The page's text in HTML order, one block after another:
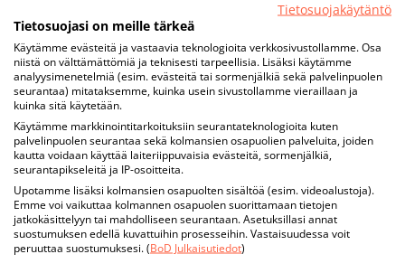
Tietosuojakäytäntö
Tietosuojasi on meille tärkeä
Käytämme evästeitä ja vastaavia teknologioita verkkosivustollamme. Osa
niistä on välttämättömiä ja teknisesti tarpeellisia. Lisäksi käytämme
analyysimenetelmiä (esim. evästeitä tai sormenjälkiä sekä palvelinpuolen
seurantaa) mitataksemme, kuinka usein sivustollamme vieraillaan ja
kuinka sitä käytetään.
Käytämme markkinointitarkoituksiin seurantateknologioita kuten
palvelinpuolen seurantaa sekä kolmansien osapuolien palveluita, joiden
kautta voidaan käyttää laiteriippuvaisia evästeitä, sormenjälkiä,
seurantapikseleitä ja IP-osoitteita.
Upotamme lisäksi kolmansien osapuolten sisältöä (esim. videoalustoja).
Emme voi vaikuttaa kolmannen osapuolen suorittamaan tietojen
jatkokäsittelyyn tai mahdolliseen seurantaan. Asetuksillasi annat
suostumuksen edellä kuvattuihin prosesseihin. Vastaisuudessa voit
peruuttaa suostumuksesi. (BoD Julkaisutiedot)